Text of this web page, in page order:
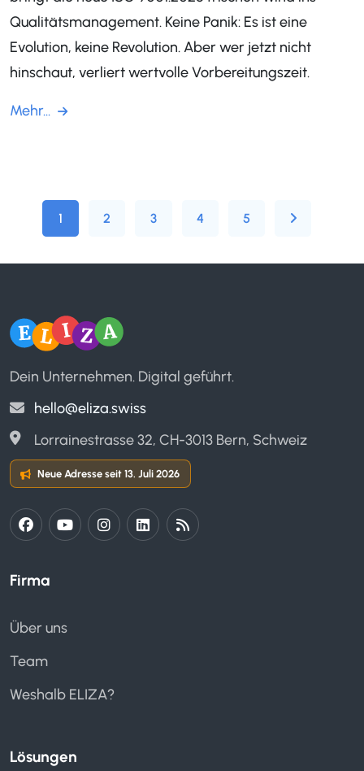
Qualitätsmanagement. Keine Panik: Es ist eine
Evolution, keine Revolution. Aber wer jetzt nicht
hinschaut, verliert wertvolle Vorbereitungszeit.
Mehr...
1 2 3 4 5
Firma
Über uns
Team
Weshalb ELIZA?
Lösungen
Dein Unternehmen. Digital geführt.
hello@eliza.swiss
Lorrainestrasse 32, CH-3013 Bern, Schweiz
Neue Adresse seit 13. Juli 2026